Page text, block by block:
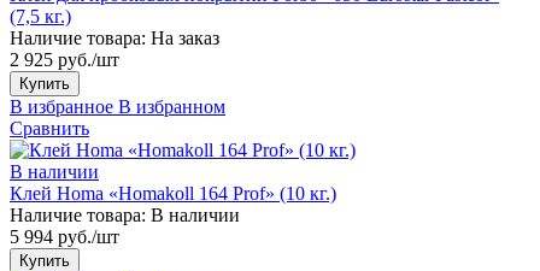
(7,5 кг.)
Наличие товара: На заказ
2 925 руб./шт
Купить
В избранное В избранном
Сравнить
В наличии
Клей Homa «Homakoll 164 Prof» (10 кг.)
Наличие товара: В наличии
5 994 руб./шт
Купить